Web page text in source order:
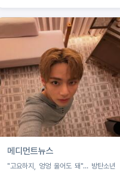
메디먼트뉴스
"고요하지, 엉엉 울어도 돼"… 방탄소년